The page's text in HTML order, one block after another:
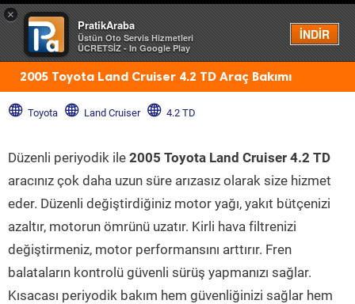
×
PratikAraba
Üstün Oto Servis Hizmetleri
ÜCRETSİZ - In Google Play
İNDİR
Menü
2005 Toyota Land Cruiser 4.2 TD Araç Bakımı
Toyota Land Cruiser 4.2 TD
Düzenli periyodik ile 2005 Toyota Land Cruiser 4.2 TD
aracınız çok daha uzun süre arızasız olarak size hizmet
eder. Düzenli değiştirdiğiniz motor yağı, yakıt bütçenizi
azaltır, motorun ömrünü uzatır. Kirli hava filtrenizi
değiştirmeniz, motor performansını arttırır. Fren
balataların kontrolü güvenli sürüş yapmanızı sağlar.
Kısacası periyodik bakım hem güvenliğinizi sağlar hem